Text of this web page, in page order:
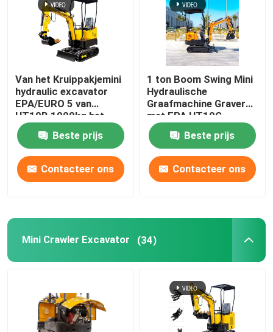
Van het Kruippakjemini
hydraulic excavator
EPA/EURO 5 van
HT10B 1000kg het
Huisgebruik
Beste prijs
Contacteer ons
1 ton Boom Swing Mini
Hydraulische
Graafmachine Graver
met EPA HT10G
Beste prijs
Contacteer ons
Mini Crawler Excavator (34)